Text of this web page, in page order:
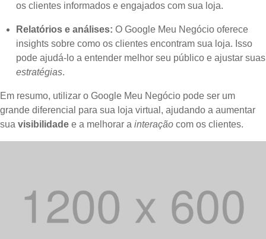
os clientes informados e engajados com sua loja.
Relatórios e análises: O Google Meu Negócio oferece
insights sobre como os clientes encontram sua loja. Isso
pode ajudá-lo a entender melhor seu público e ajustar suas
estratégias.
Em resumo, utilizar o Google Meu Negócio pode ser um
grande diferencial para sua loja virtual, ajudando a aumentar
sua visibilidade e a melhorar a interação com os clientes.